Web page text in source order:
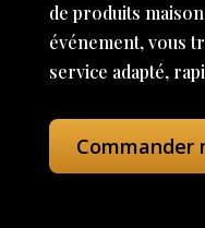
de produits
événement, vous
service adapté,
Commander